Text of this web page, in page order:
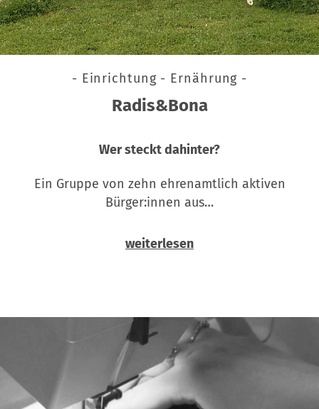
- Einrichtung - Ernährung -
Radis&Bona
Wer steckt dahinter?
Ein Gruppe von zehn ehrenamtlich aktiven
Bürger:innen aus…
weiterlesen